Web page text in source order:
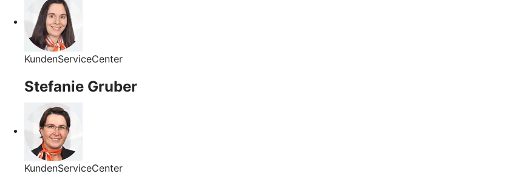
KundenServiceCenter
Stefanie Gruber
KundenServiceCenter